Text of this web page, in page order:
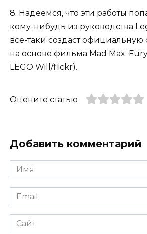
8. Надеемся, что эти работы
кому-нибудь из руководства
всё-таки создаст
на основе фильма Mad Max:
LEGO Will/flickr).
Оцените статью
Добавить комментарий
Имя
*
Email
*
Сайт